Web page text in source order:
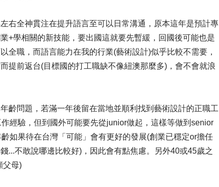
右全神貫注在提升語言至可以日常溝通，原本這年是預計專
+學相關的新技能，要出國這就要先暫緩，回國後可能也是
全職，而語言能力在我的行業(藝術設計)似乎比較不需要，
提前返台(目標國的打工職缺不像紐澳那麼多)，會不會就浪
齡問題，若滿一年後留在當地並順利找到藝術設計的正職工
經驗，但到國外可能要先從junior做起，這樣等做到senior
如果待在台灣「可能」會有更好的發展(創業已穩定or擔任
...不敢說哪邊比較好)，因此會有點焦慮。另外40或45歲之
父母)